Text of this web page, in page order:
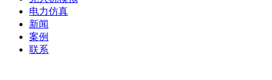
电力仿真
新闻
案例
联系